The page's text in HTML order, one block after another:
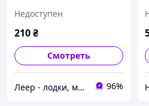
Недоступен
210₴
Смотреть
Леер - лодки, моторы, всё для отдыха 96%